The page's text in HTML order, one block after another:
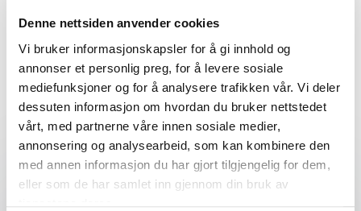
Denne nettsiden anvender cookies
Vi bruker informasjonskapsler for å gi innhold og
annonser et personlig preg, for å levere sosiale
mediefunksjoner og for å analysere trafikken vår. Vi deler
dessuten informasjon om hvordan du bruker nettstedet
vårt, med partnerne våre innen sosiale medier,
annonsering og analysearbeid, som kan kombinere den
med annen informasjon du har gjort tilgjengelig for dem,
eller som de har samlet inn gjennom din bruk av
rådgivning for et vellykket
arrangement
Fyll ut kontaktskjemaet – vi tar kontakt med deg
veldig raskt!
Ditt navn*